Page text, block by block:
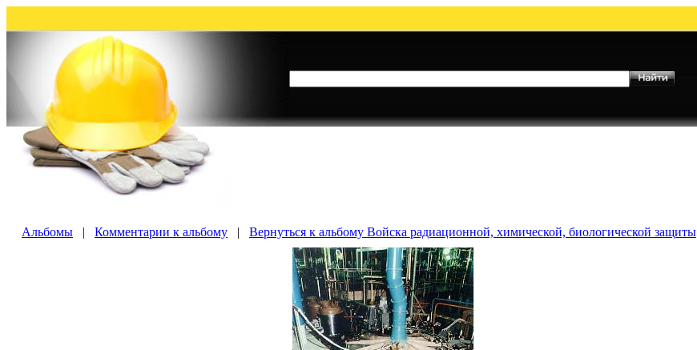
Альбомы | Комментарии к альбому | Вернуться к альбому Войска радиационной, химической, биологической защиты